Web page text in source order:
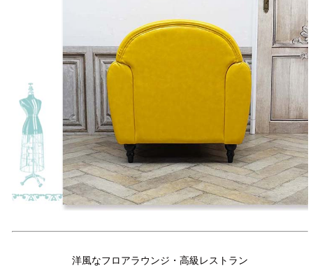
洋風なフロアラウンジ・高級レストラン